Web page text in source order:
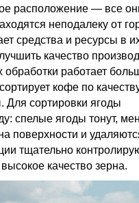
расположение — все
неподалеку от
средства и ресурсы в
качество
обработки работает
кофе по
Для сортировки ягоды
спелые ягоды тонут,
поверхности и
тщательно
качество зерна.